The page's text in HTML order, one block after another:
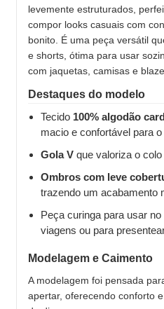
levemente estruturados,
compor looks casuais com
bonito. É uma peça versátil
e shorts, ótima para usar
com jaquetas, camisas e
Destaques do modelo
Tecido 100% algodão
macio e confortável para
Gola V que valoriza o
Ombros com leve
trazendo um acabamento
Peça curinga para usar
viagens ou para
Modelagem e Caimento
A modelagem foi pensada
apertar, oferecendo conforto